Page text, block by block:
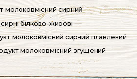
молоковмісний сирний
білково-жирові
молоковмісний сирний плавлений
молоковмісний згущений